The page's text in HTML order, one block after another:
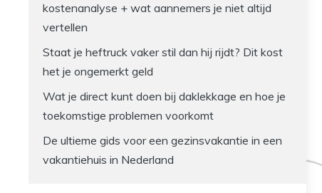
kostenanalyse + wat aannemers je niet altijd
vertellen
Staat je heftruck vaker stil dan hij rijdt? Dit kost
het je ongemerkt geld
Wat je direct kunt doen bij daklekkage en hoe je
toekomstige problemen voorkomt
De ultieme gids voor een gezinsvakantie in een
vakantiehuis in Nederland